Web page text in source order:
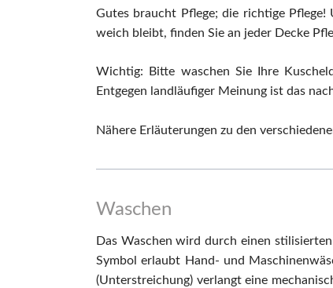
Gutes braucht Pflege; die richtige Pflege!
weich bleibt, finden Sie an jeder Decke
Wichtig: Bitte waschen Sie Ihre
Entgegen landläufiger Meinung ist das
Nähere Erläuterungen zu den
Waschen
Das Waschen wird durch einen
Symbol erlaubt Hand- und
(Unterstreichung) verlangt eine